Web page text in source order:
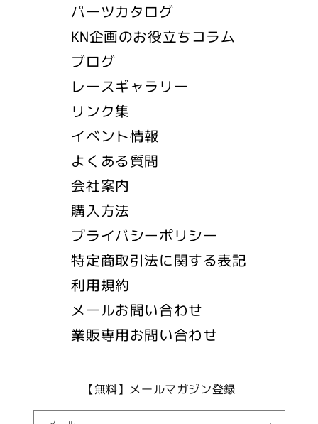
パーツカタログ
KN企画のお役立ちコラム
ブログ
レースギャラリー
リンク集
イベント情報
よくある質問
会社案内
購入方法
プライバシーポリシー
特定商取引法に関する表記
利用規約
メールお問い合わせ
業販専用お問い合わせ
【無料】メールマガジン登録